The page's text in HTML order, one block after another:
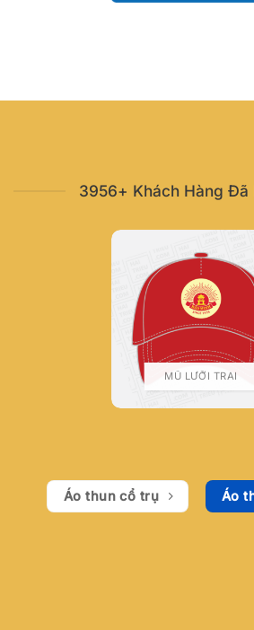
3956+ Khách Hàng Đã
MŨ LƯỠI TRAI
Áo thun cổ trụ Áo